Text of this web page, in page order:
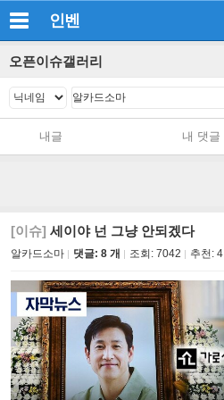
인벤
오픈이슈갤러리
내글 내 댓글
[이슈] 세이야 넌 그냥 안되겠다
알카드소마 댓글: 8 개 조회: 7042 추천: 4